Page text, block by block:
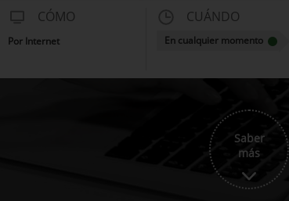
CÓMO
Por Internet
CUÁNDO
En cualquier momento
Saber
más